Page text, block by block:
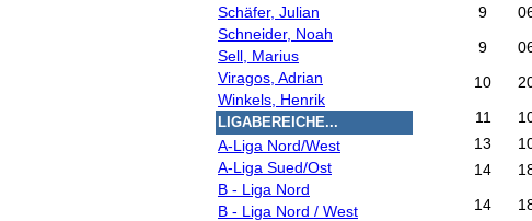
Schäfer, Julian
Schneider, Noah
Sell, Marius
Viragos, Adrian
Winkels, Henrik
LIGABEREICHE...
A-Liga Nord/West
A-Liga Sued/Ost
B - Liga Nord
B - Liga Nord / West
9
9
10
11
13
14
14